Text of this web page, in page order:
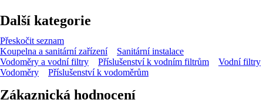
Další kategorie
Přeskočit seznam
Koupelna a sanitární zařízení
Sanitární instalace
Vodoměry a vodní filtry
Příslušenství k vodním filtrům
Vodní filtry
Vodoměry
Příslušenství k vodoměrům
Zákaznická hodnocení